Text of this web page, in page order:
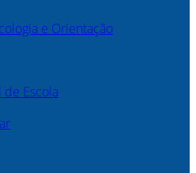
e Orientação
Escola